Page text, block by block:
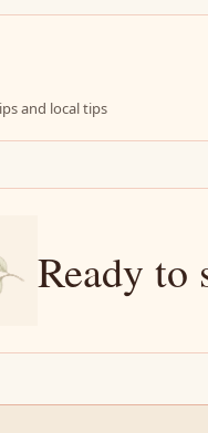
and local tips
Ready to